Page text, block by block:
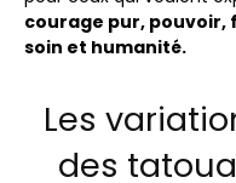
courage pur,
soin et humanité.
Les
des